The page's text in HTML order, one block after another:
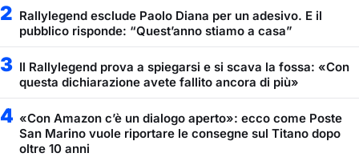
2 Rallylegend esclude Paolo Diana per un adesivo. E il
pubblico risponde: “Quest’anno stiamo a casa”
3 Il Rallylegend prova a spiegarsi e si scava la fossa: «Con
questa dichiarazione avete fallito ancora di più»
4 «Con Amazon c’è un dialogo aperto»: ecco come Poste
San Marino vuole riportare le consegne sul Titano dopo
oltre 10 anni